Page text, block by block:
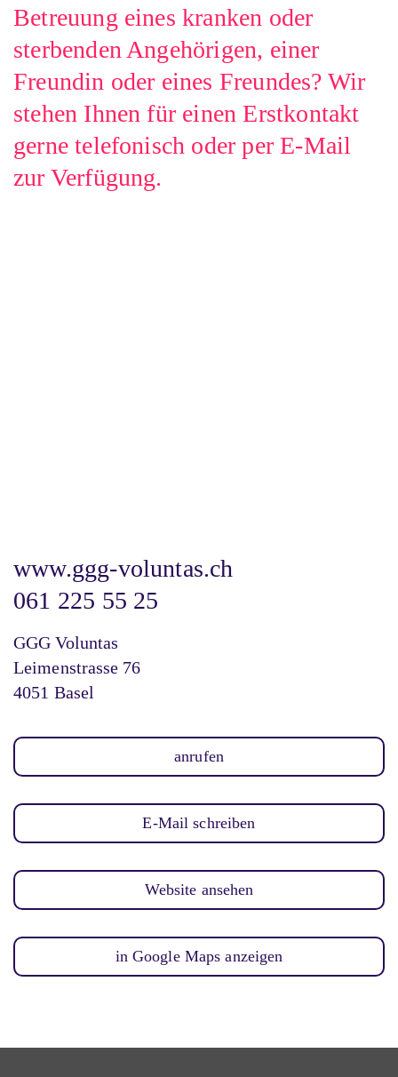
Betreuung eines kranken oder
sterbenden Angehörigen, einer
Freundin oder eines Freundes? Wir
stehen Ihnen für einen Erstkontakt
gerne telefonisch oder per E-Mail
zur Verfügung.
www.ggg-voluntas.ch
061 225 55 25
GGG Voluntas
Leimenstrasse 76
4051 Basel
anrufen
E-Mail schreiben
Website ansehen
in Google Maps anzeigen